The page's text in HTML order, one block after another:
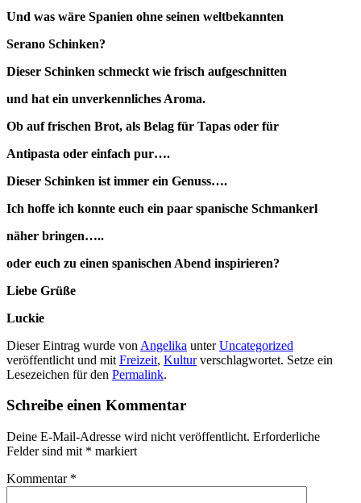
Und was wäre Spanien ohne seinen weltbekannten
Serano Schinken?
Dieser Schinken schmeckt wie frisch aufgeschnitten
und hat ein unverkennliches Aroma.
Ob auf frischen Brot, als Belag für Tapas oder für
Antipasta oder einfach pur….
Dieser Schinken ist immer ein Genuss….
Ich hoffe ich konnte euch ein paar spanische Schmankerl
näher bringen…..
oder euch zu einen spanischen Abend inspirieren?
Liebe Grüße
Luckie
Dieser Eintrag wurde von Angelika unterUncategorized
veröffentlicht und mit Freizeit, Kulturverschlagwortet. Setze ein
Lesezeichen für den Permalink.
Schreibe einen Kommentar
Deine E-Mail-Adresse wird nicht veröffentlicht. Erforderliche
Felder sind mit * markiert
Kommentar *